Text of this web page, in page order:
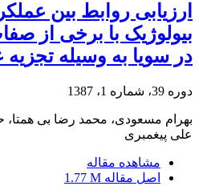
ارزیابی روابط بین
بیولوژیک با برخی از
در سویا به وسیله تجزیه
دوره 39، شماره 1، 1387
بهرام مسعودی، محمد رضا بی همتا،
علی پیغمبری
مشاهده مقاله
اصل مقاله 1.77 M